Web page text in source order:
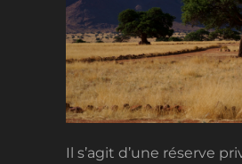
Il s’agit d’une réserve